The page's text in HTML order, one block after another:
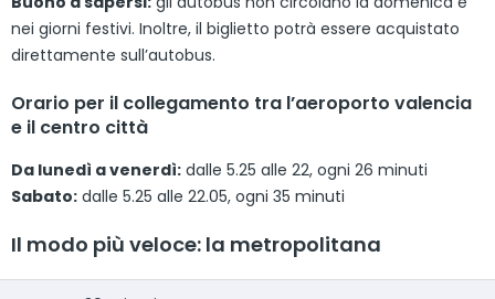
nei giorni festivi. Inoltre, il biglietto potrà essere acquistato
direttamente sull’autobus.
Orario per il collegamento tra l’aeroporto valencia
e il centro città
Da lunedì a venerdì: dalle 5.25 alle 22, ogni 26 minuti
Sabato: dalle 5.25 alle 22.05, ogni 35 minuti
Il modo più veloce: la metropolitana